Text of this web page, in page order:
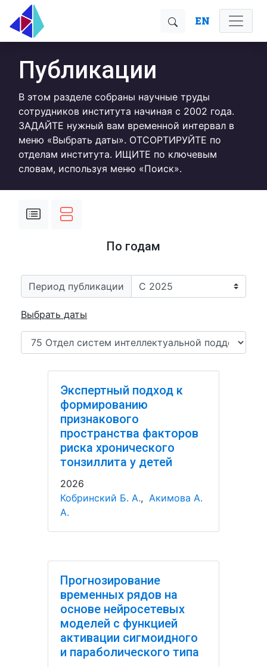
EN
Публикации
В этом разделе собраны научные труды
сотрудников института начиная с 2002 года.
ЗАДАЙТЕ нужный вам временной интервал в
меню «Выбрать даты». ОТСОРТИРУЙТЕ по
отделам института. ИЩИТЕ по ключевым
словам, используя меню «Поиск».
По годам
Период публикации
Выбрать даты
Экспертный подход к
формированию
признакового
пространства факторов
риска хронического
тонзиллита у детей
2026
Кобринский Б. А., Акимова А.
А.
Прогнозирование
временных рядов на
основе нейросетевых
моделей с функцией
активации сигмоидного
и параболического типа